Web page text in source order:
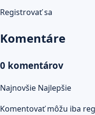
Registrovať sa
Komentáre
0 komentárov
Najnovšie Najlepšie
Komentovať môžu iba